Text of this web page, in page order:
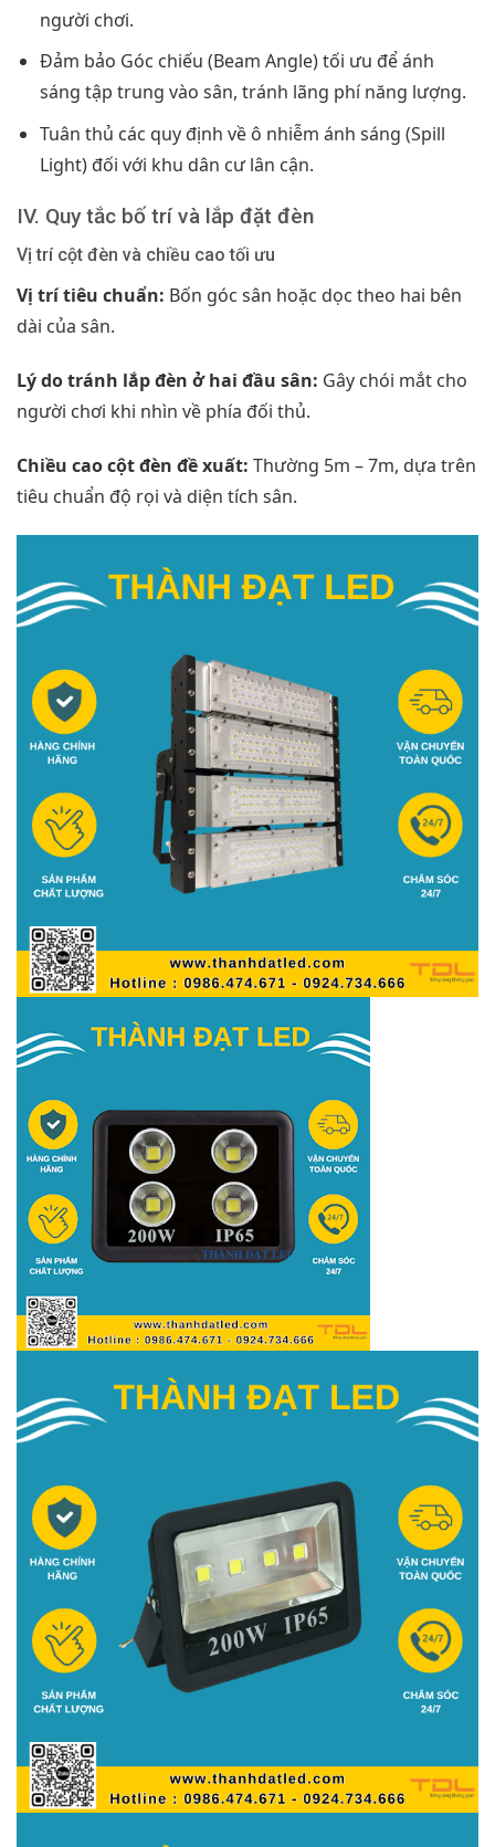
người chơi.
Đảm bảo Góc chiếu (Beam Angle) tối ưu để ánh
sáng tập trung vào sân, tránh lãng phí năng lượng.
Tuân thủ các quy định về ô nhiễm ánh sáng (Spill
Light) đối với khu dân cư lân cận.
IV. Quy tắc bố trí và lắp đặt đèn
Vị trí cột đèn và chiều cao tối ưu
Vị trí tiêu chuẩn: Bốn góc sân hoặc dọc theo hai bên
dài của sân.
Lý do tránh lắp đèn ở hai đầu sân: Gây chói mắt cho
người chơi khi nhìn về phía đối thủ.
Chiều cao cột đèn đề xuất: Thường 5m – 7m, dựa trên
tiêu chuẩn độ rọi và diện tích sân.